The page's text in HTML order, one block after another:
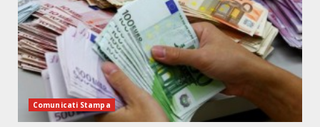
Comunicati Stampa